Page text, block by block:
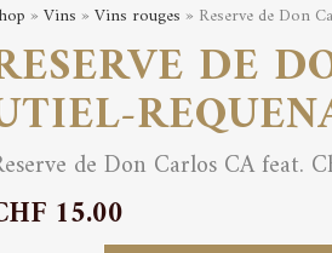
» Vins » Vins rouges » Reserve de Don
DE
de Don Carlos CA feat.
15.00